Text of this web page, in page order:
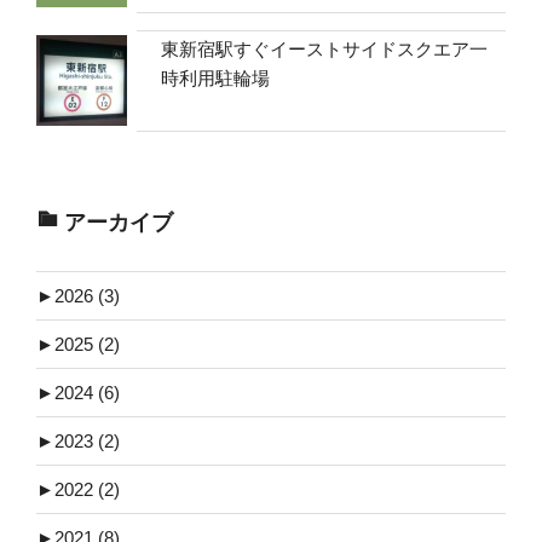
東新宿駅すぐイーストサイドスクエア一
時利用駐輪場
アーカイブ
► 2026 (3)
► 2025 (2)
► 2024 (6)
► 2023 (2)
► 2022 (2)
► 2021 (8)